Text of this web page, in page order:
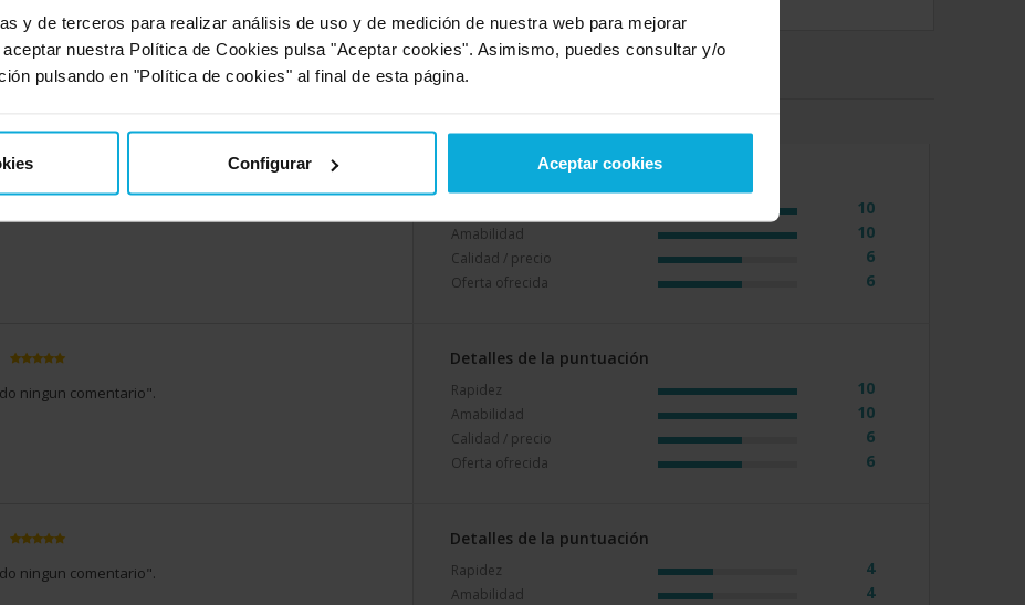
y de terceros para realizar análisis de uso y de medición de nuestra web para mejorar
nuestra Política de Cookies pulsa "Aceptar cookies". Asimismo, puedes consultar y/o
pulsando en "Política de cookies" al final de esta página.
Configurar Aceptar cookies
ofrece esta oferta
Detalles de la puntuación
10
Amabilidad 10
Calidad / precio 6
Oferta ofrecida 6
ningun comentario".
Detalles de la puntuación
Rapidez 10
Amabilidad 10
Calidad / precio 6
Oferta ofrecida 6
ningun comentario".
Detalles de la puntuación
Rapidez 4
Amabilidad 4